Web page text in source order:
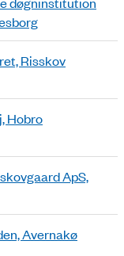
Risskov
Hobro
ApS,
Avernakø